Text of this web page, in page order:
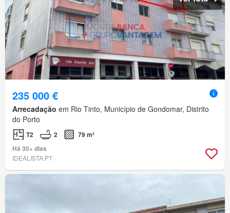
235 000 €
Arrecadação em Rio Tinto, Município de Gondomar, Distrito
do Porto
T2 2
79 m²
Há 30+ dias
IDEALISTA.PT